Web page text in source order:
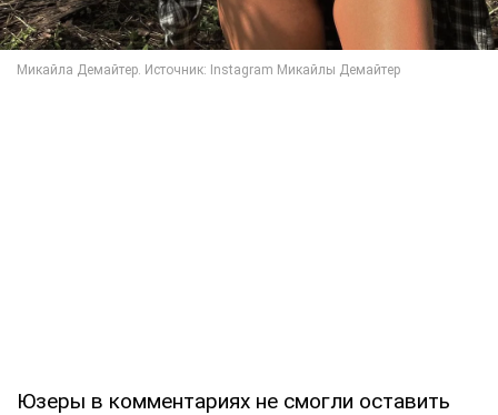
Юзеры в комментариях не смогли оставить